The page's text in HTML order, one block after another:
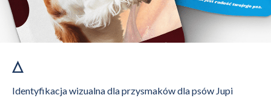
Identyfikacja wizualna dla przysmaków dla psów Jupi